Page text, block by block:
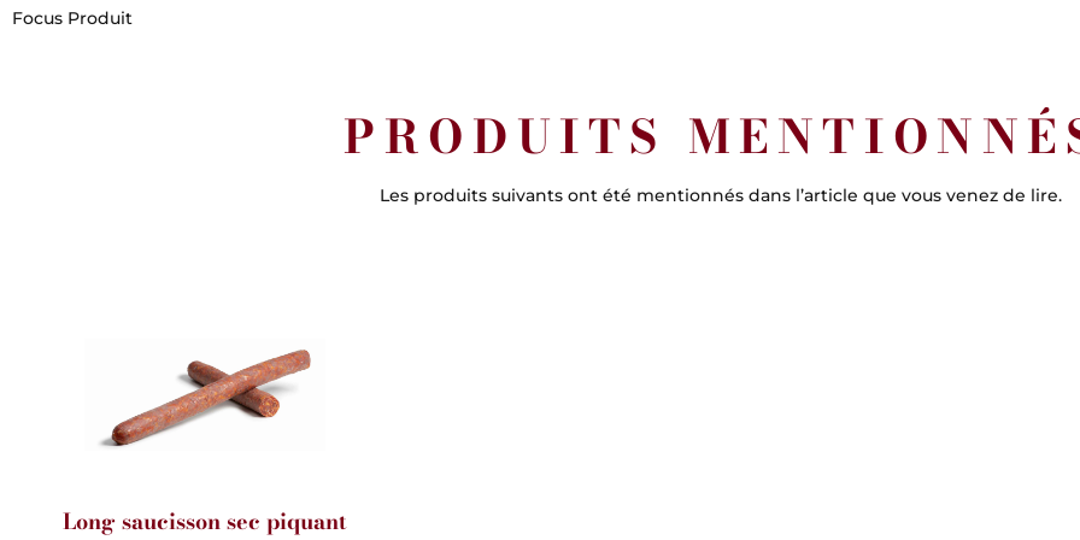
Focus Produit
PRODUITS
Les produits suivants ont été mentionnés dans l’article que vous venez de lire.
Long saucisson sec piquant